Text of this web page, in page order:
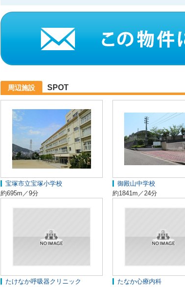
周辺施設 SPOT
宝塚市立宝塚小学校
約695m／9分
御殿山中学校
約1841m／24分
たけなか呼吸器クリニック
たなか心療内科